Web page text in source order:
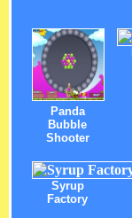
Panda
Bubble
Shooter
Syrup
Factory